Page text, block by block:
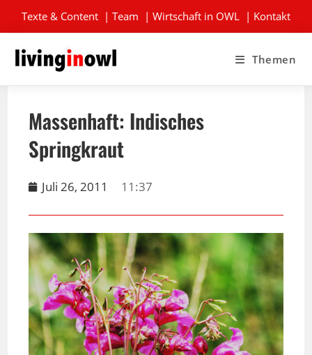
Texte & Content | Team | Wirtschaft in OWL | Kontakt
Themen
Massenhaft: Indisches
Springkraut
Juli 26, 2011 11:37